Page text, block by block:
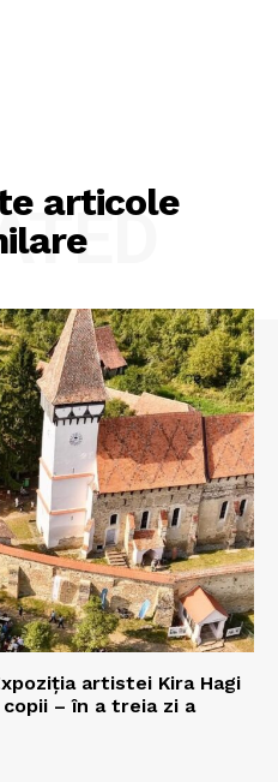
articole
artistei Kira Hagi
– în a treia zi a